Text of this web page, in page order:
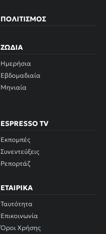
ΠΟΛΙΤΙΣΜΌΣ
ΖΏΔΙΑ
Ημερήσια
Εβδομαδιαία
Μηνιαία
ESPRESSO TV
Εκπομπές
Συνεντεύξεις
Ρεπορτάζ
ΕΤΑΙΡΙΚΆ
Ταυτότητα
Επικοινωνία
Όροι Χρήσης